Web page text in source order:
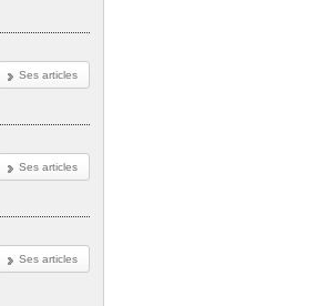
Ses articles
Ses articles
Ses articles